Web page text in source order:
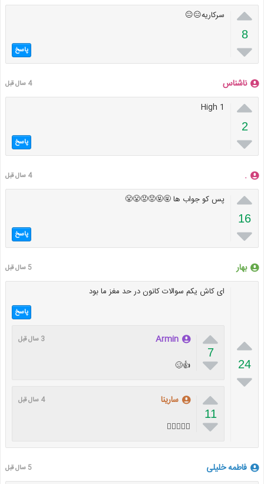

8

سرکاریه😑😐
پاسخ
ناشناس 4 سال قبل

2

High 1
پاسخ
. 4 سال قبل

16

پس کو جواب ها 🤬🤬😡😡😤😤
پاسخ
بهار 5 سال قبل

24

ای کاش یکم سوالات کانون در حد مغز ما بود
پاسخ

7

Armin 3 سال قبل
👍🥴

11

سارینا 4 سال قبل
👍🏻🥴🥴😑
فاطمه خلیلی 5 سال قبل